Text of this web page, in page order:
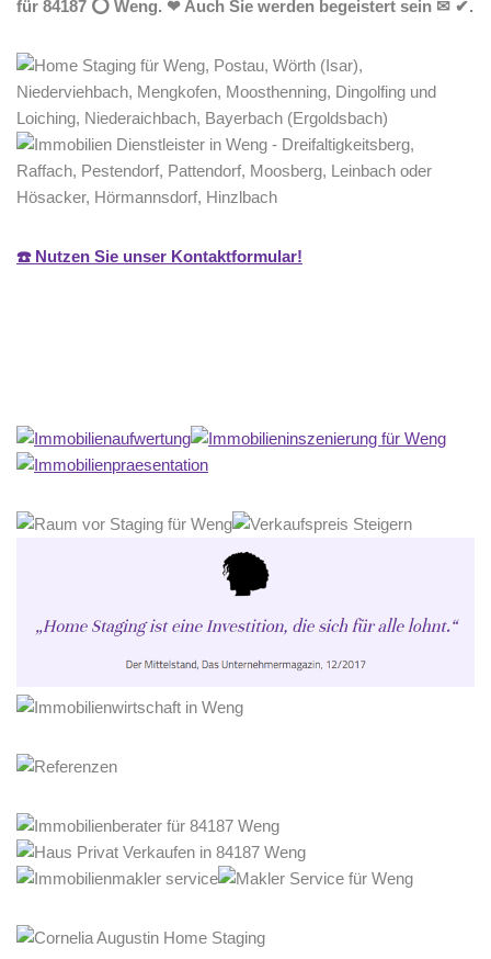
für 84187 ⭕ Weng. ❤ Auch Sie werden begeistert sein ✉ ✔.
☎️ Nutzen Sie unser Kontaktformular!